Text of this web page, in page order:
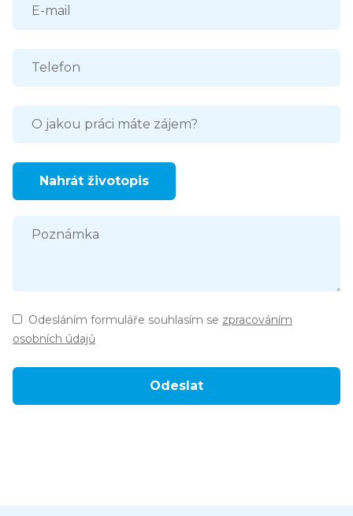
Nahrát životopis
Odesláním formuláře souhlasím se zpracováním
osobních údajů
Ponechte toto pole prázdné.